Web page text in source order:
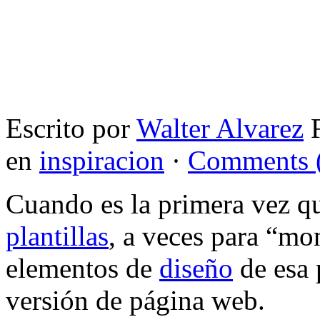
Escrito por Walter Alvarez
en inspiracion · Comments
Cuando es la primera vez
plantillas, a veces para
elementos de diseño de
versión de página web.